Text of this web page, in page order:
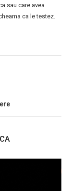
sau care avea
ca le testez.